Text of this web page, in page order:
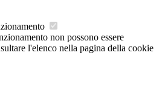
non possono essere
l'elenco nella pagina della cookie